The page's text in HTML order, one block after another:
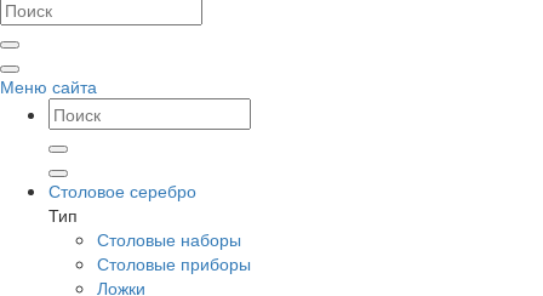
Меню сайта
Столовое серебро
Тип
Столовые наборы
Столовые приборы
Ложки